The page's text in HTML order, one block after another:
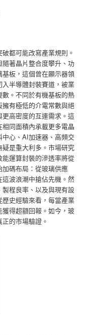
都可能改寫產業規則。
著晶片整合度攀升、功
板，這個曾在顯示器領
半導體封裝賽道，被業
。不同於有機基板的熱
有極低的介電常數與絕
高密度的互連需求。這
同面積內承載更多電晶
心、AI加速器、高頻交
是重大利多。市場研究
運算封裝的滲透率將從
碼布局：從玻璃供應
波浪潮中搶佔先機。然
程良率、以及與現有設
史經驗來看，每當產業
得超額回報。如今，玻
的市場驗證。